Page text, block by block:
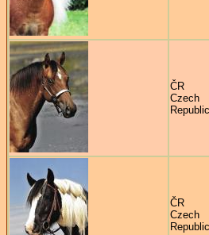
Czech
Republic
Czech
Republic